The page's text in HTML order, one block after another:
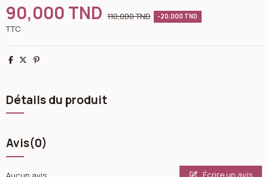
90,000 TND 110,000 TND -20,000 TND
TTC
Partager
TweetPinterest
Détails du produit
Avis(0)
Écrire un avis